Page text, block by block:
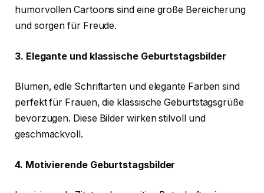
humorvollen Cartoons sind eine große Bereicherung
und sorgen für Freude.
3. Elegante und klassische Geburtstagsbilder
Blumen, edle Schriftarten und elegante Farben sind
perfekt für Frauen, die klassische Geburtstagsgrüße
bevorzugen. Diese Bilder wirken stilvoll und
geschmackvoll.
4. Motivierende Geburtstagsbilder